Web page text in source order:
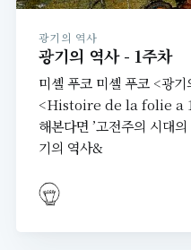
광기의 역사
광기의 역사 - 1주차
미셸 푸코 미셸 푸코 <광
<Histoire de la folie a
해본다면 ’고전주의 시대
기의 역사&